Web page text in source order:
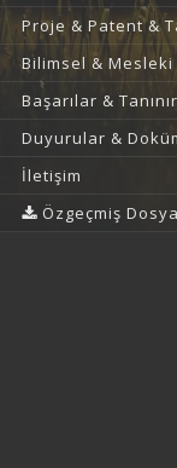
Proje & Patent &
Bilimsel &
Başarılar &
Duyurular &
İletişim
Özgeçmiş